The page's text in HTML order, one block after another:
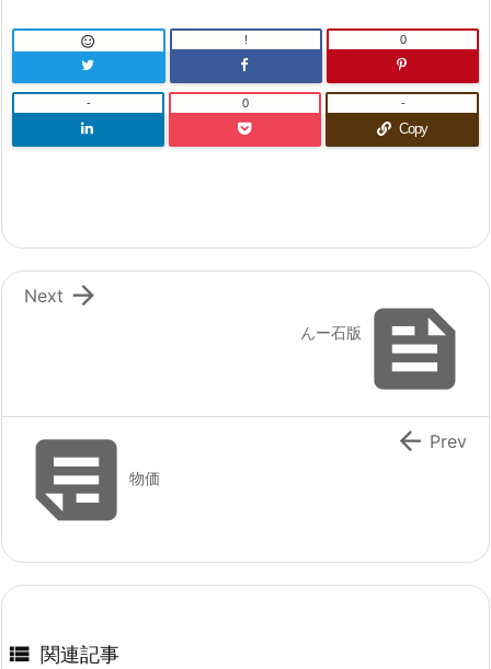
 ! 0
- 0
Copy
-

んー石版

Next
物価
 Prev
 関連記事